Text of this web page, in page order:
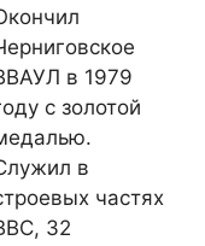
в 1979
с золотой
в
частях
32